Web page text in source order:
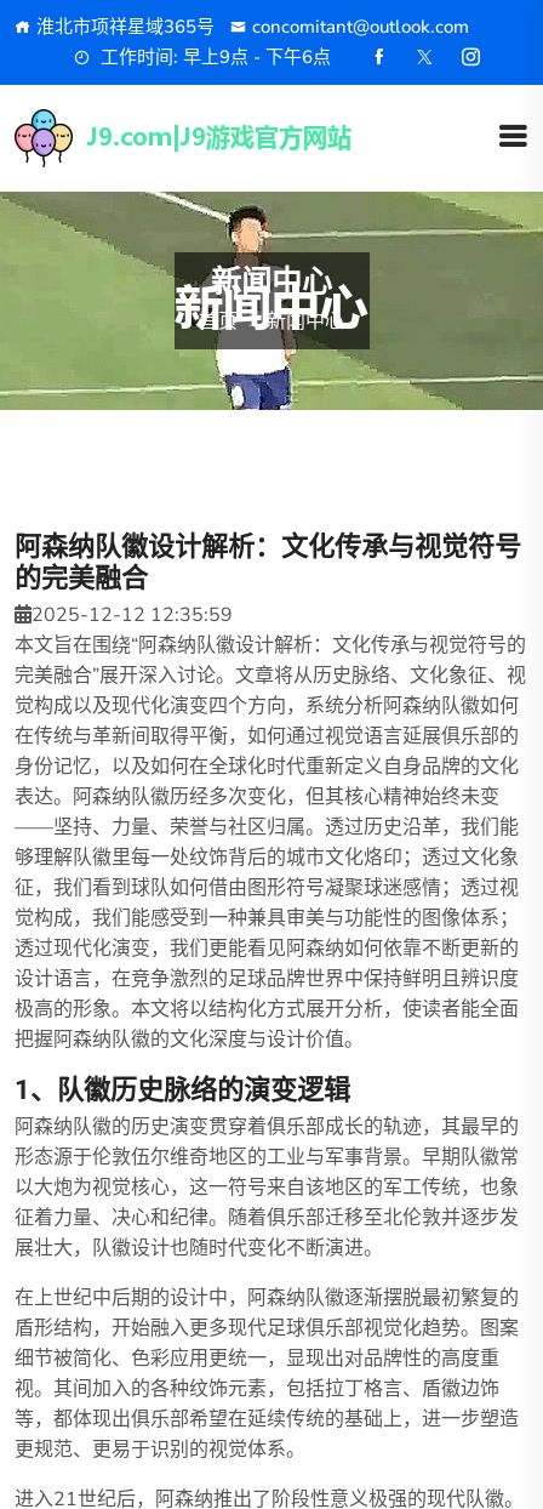
淮北市项祥星域365号
concomitant@outlook.com
工作时间: 早上9点 - 下午6点
新闻中心
首页 新闻中心
阿森纳队徽设计解析：文化传承与视觉符号
的完美融合
2025-12-12 12:35:59
本文旨在围绕“阿森纳队徽设计解析：文化传承与视觉符号的
完美融合”展开深入讨论。文章将从历史脉络、文化象征、视
觉构成以及现代化演变四个方向，系统分析阿森纳队徽如何
在传统与革新间取得平衡，如何通过视觉语言延展俱乐部的
身份记忆，以及如何在全球化时代重新定义自身品牌的文化
表达。阿森纳队徽历经多次变化，但其核心精神始终未变
——坚持、力量、荣誉与社区归属。透过历史沿革，我们能
够理解队徽里每一处纹饰背后的城市文化烙印；透过文化象
征，我们看到球队如何借由图形符号凝聚球迷感情；透过视
觉构成，我们能感受到一种兼具审美与功能性的图像体系；
透过现代化演变，我们更能看见阿森纳如何依靠不断更新的
设计语言，在竞争激烈的足球品牌世界中保持鲜明且辨识度
极高的形象。本文将以结构化方式展开分析，使读者能全面
把握阿森纳队徽的文化深度与设计价值。
1、队徽历史脉络的演变逻辑
阿森纳队徽的历史演变贯穿着俱乐部成长的轨迹，其最早的
形态源于伦敦伍尔维奇地区的工业与军事背景。早期队徽常
以大炮为视觉核心，这一符号来自该地区的军工传统，也象
征着力量、决心和纪律。随着俱乐部迁移至北伦敦并逐步发
展壮大，队徽设计也随时代变化不断演进。
在上世纪中后期的设计中，阿森纳队徽逐渐摆脱最初繁复的
盾形结构，开始融入更多现代足球俱乐部视觉化趋势。图案
细节被简化、色彩应用更统一，显现出对品牌性的高度重
视。其间加入的各种纹饰元素，包括拉丁格言、盾徽边饰
等，都体现出俱乐部希望在延续传统的基础上，进一步塑造
更规范、更易于识别的视觉体系。
进入21世纪后，阿森纳推出了阶段性意义极强的现代队徽。